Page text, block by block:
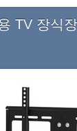
TV 장식